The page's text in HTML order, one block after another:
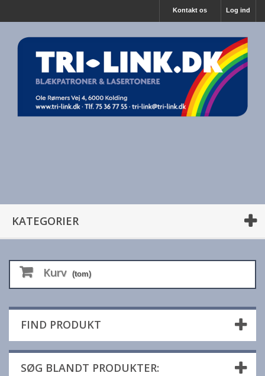
Log ind
Kontakt os
KATEGORIER
Kurv (tom)
FIND PRODUKT
SØG BLANDT PRODUKTER: